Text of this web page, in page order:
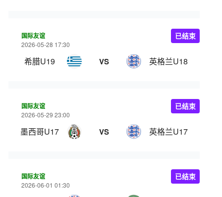
国际友谊
2026-05-28 17:30
希腊U19 VS 英格兰U18
已结束
国际友谊
2026-05-29 23:00
墨西哥U17 VS 英格兰U17
已结束
国际友谊
2026-06-01 01:30
已结束